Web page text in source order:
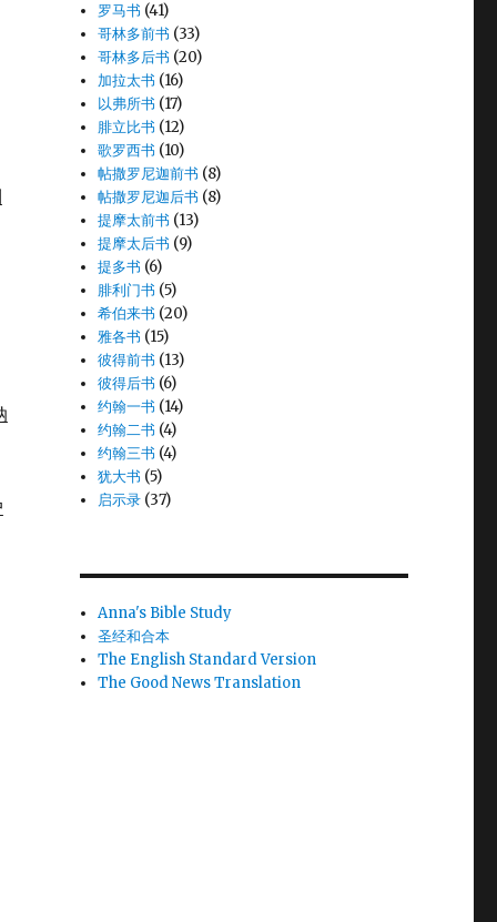
罗马书 (41)
哥林多前书 (33)
哥林多后书 (20)
加拉太书 (16)
以弗所书 (17)
腓立比书 (12)
歌罗西书 (10)
帖撒罗尼迦前书 (8)
帖撒罗尼迦后书 (8)
提摩太前书 (13)
提摩太后书 (9)
提多书 (6)
腓利门书 (5)
希伯来书 (20)
雅各书 (15)
彼得前书 (13)
彼得后书 (6)
约翰一书 (14)
约翰二书 (4)
约翰三书 (4)
犹大书 (5)
启示录 (37)
Anna's Bible Study
圣经和合本
The English Standard Version
The Good News Translation